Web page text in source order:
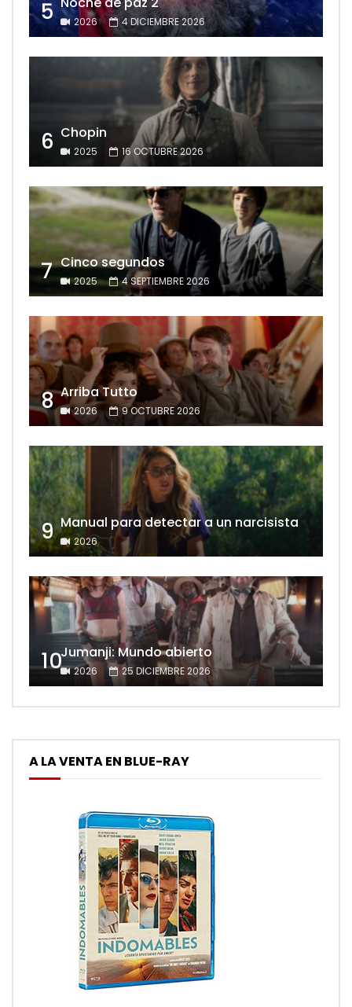
5 2026 4 DICIEMBRE 2026
6 Chopin
2025 16 OCTUBRE 2026
7 Cinco segundos
2025 4 SEPTIEMBRE 2026
8 Arriba Tutto
2026 9 OCTUBRE 2026
9 Manual para detectar a un narcisista
2026
10Jumanji: Mundo abierto
2026 25 DICIEMBRE 2026
A LA VENTA EN BLUE-RAY